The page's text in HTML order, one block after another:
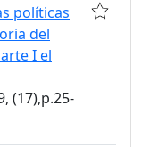
políticas
del
I el
(17),p.25-